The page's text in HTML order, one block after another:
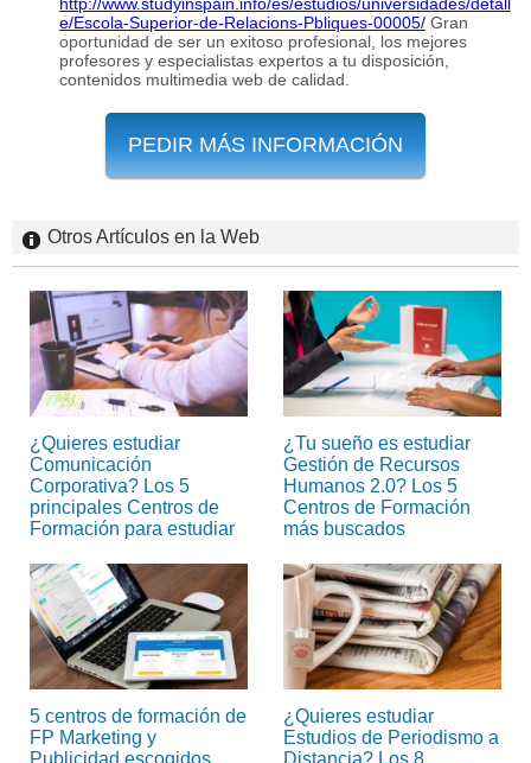
e/Escola-Superior-de-Relacions-Pbliques-00005/ Gran
oportunidad de ser un exitoso profesional, los mejores
profesores y especialistas expertos a tu disposición,
contenidos multimedia web de calidad.
PEDIR MÁS INFORMACIÓN
Otros Artículos en la Web
¿Quieres estudiar
Comunicación
Corporativa? Los 5
principales Centros de
Formación para estudiar
¿Tu sueño es estudiar
Gestión de Recursos
Humanos 2.0? Los 5
Centros de Formación
más buscados
5 centros de formación de
FP Marketing y
Publicidad escogidos
¿Quieres estudiar
Estudios de Periodismo a
Distancia? Los 8